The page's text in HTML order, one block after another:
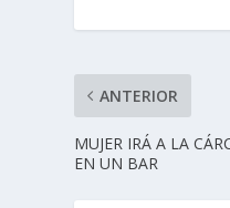
ANTERIOR
MUJER IRÁ A LA
EN UN BAR